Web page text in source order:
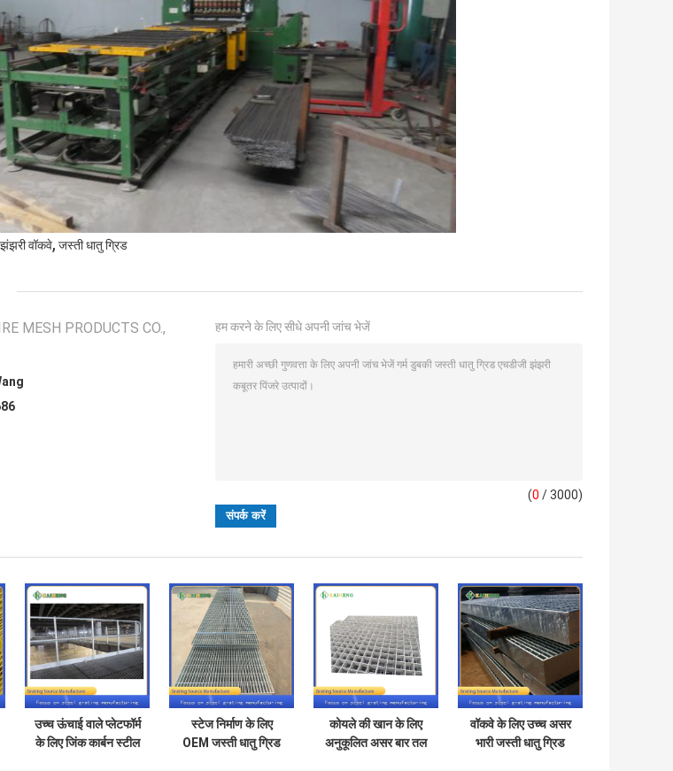
झंझरी वॉकवे, जस्ती धातु ग्रिड
MESH PRODUCTS CO.,
हम करने के लिए सीधे अपनी जांच भेजें
(0 / 3000)
उच्च ऊंचाई वाले प्लेटफॉर्म
के लिए जिंक कार्बन स्टील
स्टेज निर्माण के लिए
OEM जस्ती धातु ग्रिड
कोयले की खान के लिए
अनुकूलित असर बार तल
वॉकवे के लिए उच्च असर
भारी जस्ती धातु ग्रिड